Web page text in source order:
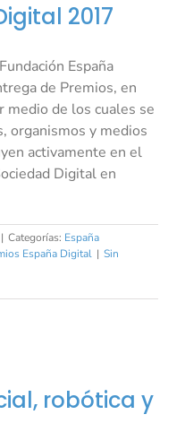
2017
España
de Premios, en
medio de los cuales se
organismos y medios
activamente en el
Digital en
| Categorías: España
España Digital | Sin
robótica y